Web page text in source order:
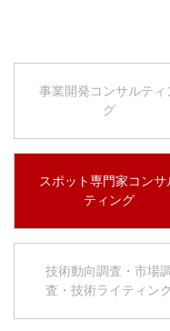
事業開発コンサルティ
グ
スポット専門家コンサ
ティング
技術動向調査・市場調
査・技術ライティン